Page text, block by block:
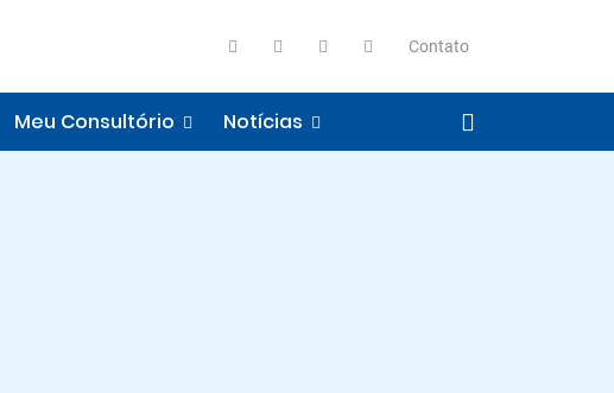
Contato
Meu Consultório Notícias